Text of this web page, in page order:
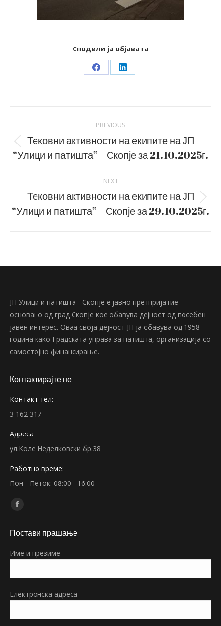
Сподели ја објавата
Share Share
navigation
PREVIOUS
Previous
post:
Тековни активности на екипите на ЈП
“Улици и патишта” – Скопје за 21.10.2025г.
NEXT
Next
post:
Тековни активности на екипите на ЈП
“Улици и патишта” – Скопје за 29.10.2025г.
ЈП Улици и патишта - Скопје е јавно претпријатие
основано од град Скопје кое обавува дејност од посебен
јавен интерес. Оваа своја дејност ЈП ја обавува од 1958
година како Градската управа за патишта, организација со
самостојно финансирање.
Контактирајте не
Контакт тел:
3 162 317
Адреса
ул.Коле Неделковски бр.38
Работно време:
Пон - Петок: 08:00 - 16:00
Find us on:
Facebook
opens
new
Постави прашање
Име и презиме
Електронска адреса